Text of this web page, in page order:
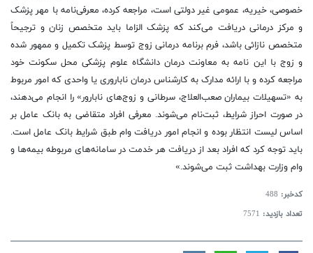
خصوصی، خیریه، عمومی غیر دولتی است، مراجعه کرده، معرفی‌نامه با مهر پزشک
و مرکز درمانی دریافت می‌کند که پزشک الزاما باید متخصص زنان و ترجیحاً
متخصص نازائی باشد، فرم برنامه درمانی زوج توسط پزشک تکمیل و ممهور شده
و زوج با این نامه به معاونت درمان دانشگاه علوم پزشکی محل سکونت خود
مراجعه کرده و با ارائه مدارک به کارشناس درمان ناباروری یا واحدی که امور مربوط
به «تسهیلات بیماران صعب‌العلاج، سرطانی و زوج‌های نابارور» را انجام می‌دهند،
در صورت احراز شرایط، ثبت‌نام می‌شوند. معرفی افراد متقاضی به بانک عامل بر
اساس لیست انتظار بوده و انجام امور دریافت وام طبق شرایط بانک عامل است.
باید توجه کرد که افراد بعد از دریافت هر خدمت در سامانه‌‌های مربوطه بیمه‌ها و
وام وزارت بهداشت ثبت می‌شوند.»
کدخبر: 488
تعداد بازدید: 7571